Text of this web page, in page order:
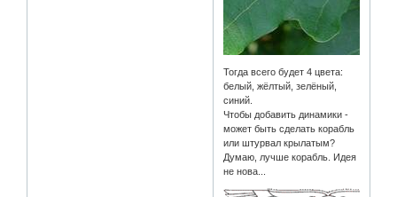
Тогда всего будет 4 цвета:
белый, жёлтый, зелёный,
синий.
Чтобы добавить динамики -
может быть сделать корабль
или штурвал крылатым?
Думаю, лучше корабль. Идея
не нова...